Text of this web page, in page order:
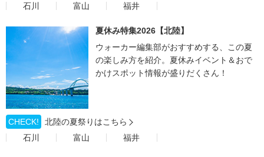
石川
富山 福井
夏休み特集2026【北陸】
ウォーカー編集部がおすすめする、この夏
の楽しみ方を紹介。夏休みイベント＆おで
かけスポット情報が盛りだくさん！
CHECK!
北陸の夏祭りはこちら
石川
富山 福井